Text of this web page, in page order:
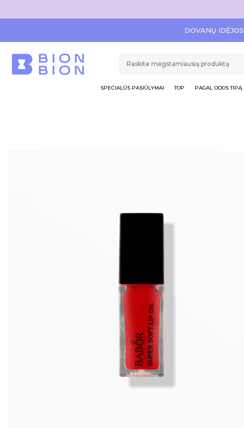
DOVANŲ IDĖJOS
SPECIALŪS PASIŪLYMAI TOP PAGAL ODOS TIPĄ